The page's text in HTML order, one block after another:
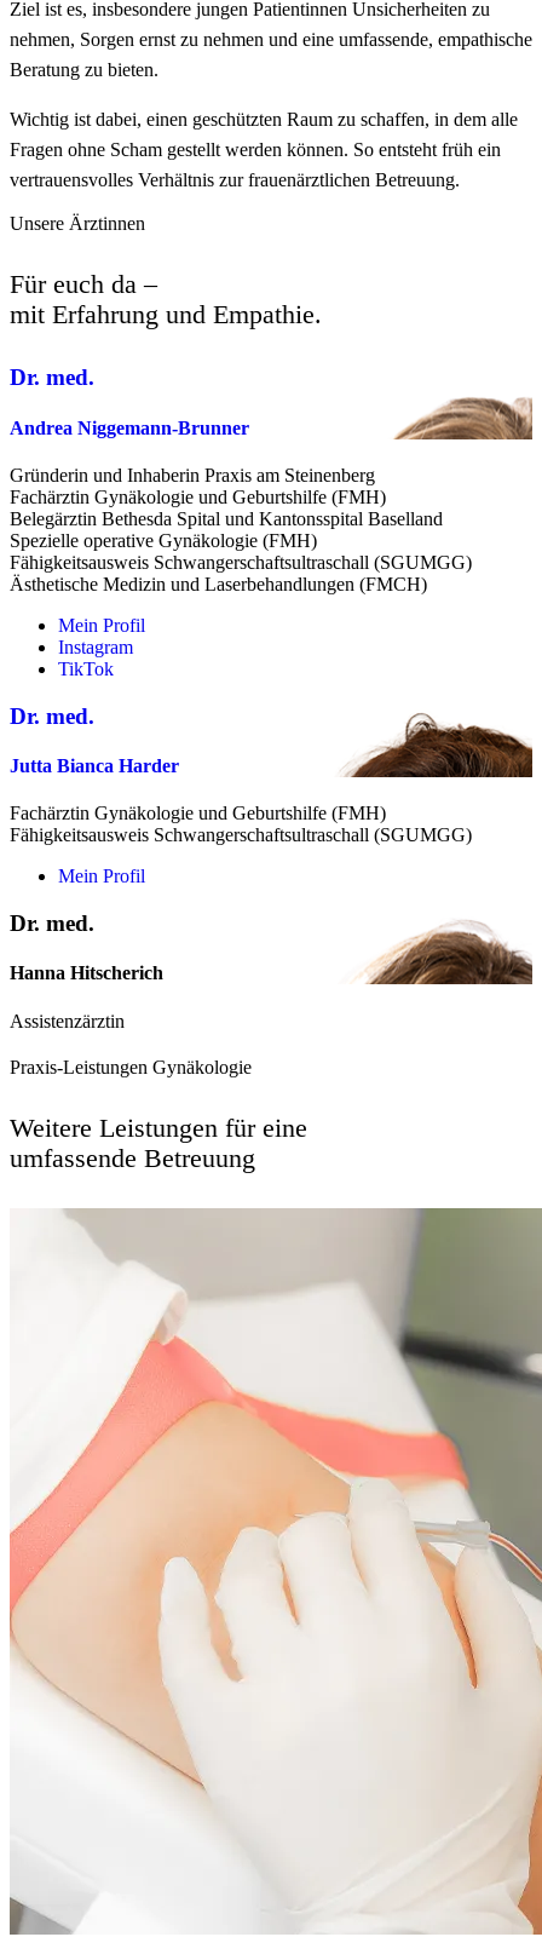
Ziel ist es, insbesondere jungen Patientinnen Unsicherheiten zu
nehmen, Sorgen ernst zu nehmen und eine umfassende, empathische
Beratung zu bieten.
Wichtig ist dabei, einen geschützten Raum zu schaffen, in dem alle
Fragen ohne Scham gestellt werden können. So entsteht früh ein
vertrauensvolles Verhältnis zur frauenärztlichen Betreuung.
Unsere Ärztinnen
Für euch da –
mit Erfahrung und Empathie.
Dr. med.
Andrea Niggemann-Brunner
Gründerin und Inhaberin Praxis am Steinenberg
Fachärztin Gynäkologie und Geburtshilfe (FMH)
Belegärztin Bethesda Spital und Kantonsspital Baselland
Spezielle operative Gynäkologie (FMH)
Fähigkeitsausweis Schwangerschaftsultraschall (SGUMGG)
Ästhetische Medizin und Laserbehandlungen (FMCH)
Mein Profil
Instagram
TikTok
Dr. med.
Jutta Bianca Harder
Fachärztin Gynäkologie und Geburtshilfe (FMH)
Fähigkeitsausweis Schwangerschaftsultraschall (SGUMGG)
Mein Profil
Dr. med.
Hanna Hitscherich
Assistenzärztin
Praxis-Leistungen Gynäkologie
Weitere Leistungen für eine
umfassende Betreuung